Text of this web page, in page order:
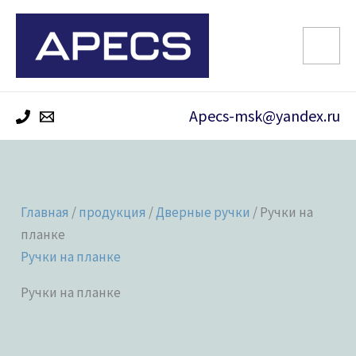
Перейти
содержимому
Apecs-msk@yandex.ru
Главная /продукция /Дверные ручки / Ручки на
планке
Ручки на планке
Ручки на планке